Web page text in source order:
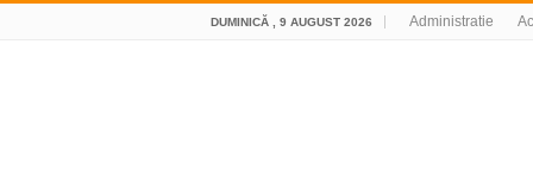
DUMINICĂ , 9 AUGUST 2026 Administratie